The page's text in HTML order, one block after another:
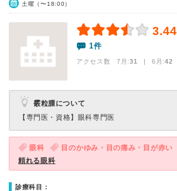
土曜（〜18:00）
3.44
1件
アクセス数 7月:31 | 6月:42
霰粒腫について
【専門医・資格】 眼科専門医
眼科 目のかゆみ・目の痛み・目が赤い
頼れる眼科
診療科目：